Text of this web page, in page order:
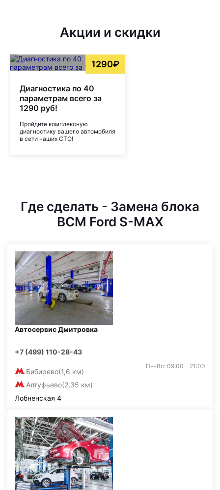
Акции и скидки
1290₽
Диагностика по 40
параметрам всего за
1290 руб!
Пройдите комплексную
диагностику вашего автомобиля
в сети наших СТО!
Где сделать - Замена блока
BCM Ford S-MAX
Автосервис Дмитровка
+7 (499) 110-28-43
Бибирево(1,6 км)
Алтуфьево(2,35 км)
Пн-Вс: 09:00 - 21:00
Лобненская 4